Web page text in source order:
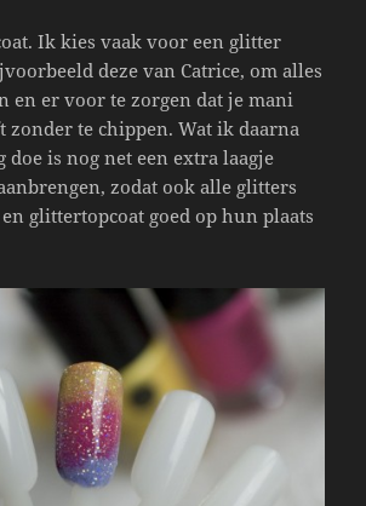
Ik kies vaak voor een glitter
deze van Catrice, om alles
en er voor te zorgen dat je mani
te chippen. Wat ik daarna
doe is nog net een extra laagje
zodat ook alle glitters
glittertopcoat goed op hun plaats